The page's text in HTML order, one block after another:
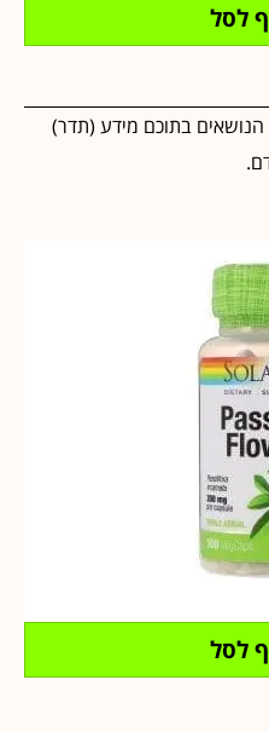
לסל
הנושאים בתוכם מידע (תדר)
לסל